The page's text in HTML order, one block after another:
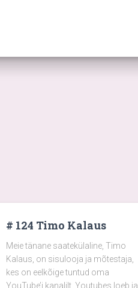
# 124 Timo Kalaus
Meie tänane saatekülaline, Timo
Kalaus, on sisulooja ja mõtestaja,
kes on eelkõige tuntud oma
YouTube’i kanalilt. Youtubes loeb ja